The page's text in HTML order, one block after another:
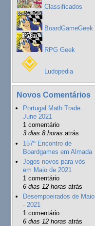
Classificados
BoardGameGeek
RPG Geek
Ludopedia
Novos Comentários
Portugal Math Trade
June 2021
1 comentário
3 dias 8 horas atrás
157º Encontro de
Boardgames em Almada
Jogos novos para vós
em Maio de 2021
1 comentário
6 dias 12 horas atrás
Desempoeirados de Maio
- 2021
1 comentário
6 dias 12 horas atrás